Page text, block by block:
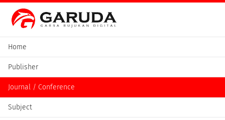
Home
Publisher
Journal / Conference
Subject